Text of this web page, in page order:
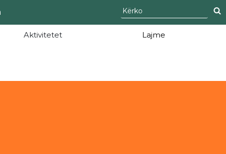
Aktivitetet Lajme